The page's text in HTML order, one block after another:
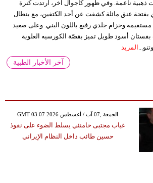
ذهبية ناعمة. وفي ظهور كاجوال آخر، ارتدت كنزة
بفتحة عنق مائلة كشفت عن أحد الكتفين، مع بنطال
وحزام جلدي رفيع باللون البني. وعلى صعيد
بفستان أسود طويل تميز بقصّة الكورسيه العلوية
المزيد
آخر الأخبار الطبية
GMT 03:07 2026 الجمعة ,07 آب / أغسطس
غياب مجتبى خامنئي يسلط الضوء على نفوذ
حسين طائب داخل النظام الإيراني